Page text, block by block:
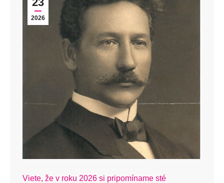
2026
Viete, že v roku 2026 si pripomíname sté